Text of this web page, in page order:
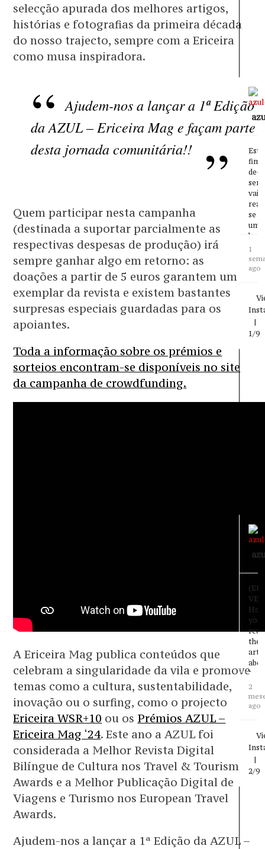
selecção apurada dos melhores artigos,
histórias e fotografias da primeira década
do nosso trajecto, sempre com a Ericeira
como musa inspiradora.
Ajudem-nos a lançar a 1ª Edição
da AZUL – Ericeira Mag e façam parte
desta jornada comunitária!!
Quem participar nesta campanha
(destinada a suportar parcialmente as
respectivas despesas de produção) irá
sempre ganhar algo em retorno: as
doações a partir de 5 euros garantem um
exemplar da revista e existem bastantes
surpresas especiais guardadas para os
apoiantes.
Toda a informação sobre os prémios e
sorteios encontram-se disponíveis no site
da campanha de crowdfunding.
A Ericeira Mag publica conteúdos que
celebram a singularidade da vila e promove
temas como a cultura, sustentabilidade,
inovação ou o surfing, como o projecto
Ericeira WSR+10 ou os Prémios AZUL –
Ericeira Mag ‘24. Este ano a AZUL foi
considerada a Melhor Revista Digital
Bilíngue de Cultura nos Travel & Tourism
Awards e a Melhor Publicação Digital de
Viagens e Turismo nos European Travel
Awards.
Ajudem-nos a lançar a 1ª Edição da AZUL –
Este
fim-
de-
vai
se
uma
em
de
o
1
ago
|
1/9
you
read
the
José
the-
in-
2
ago
|
2/9